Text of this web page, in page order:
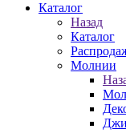
Каталог
Назад
Каталог
Молнии